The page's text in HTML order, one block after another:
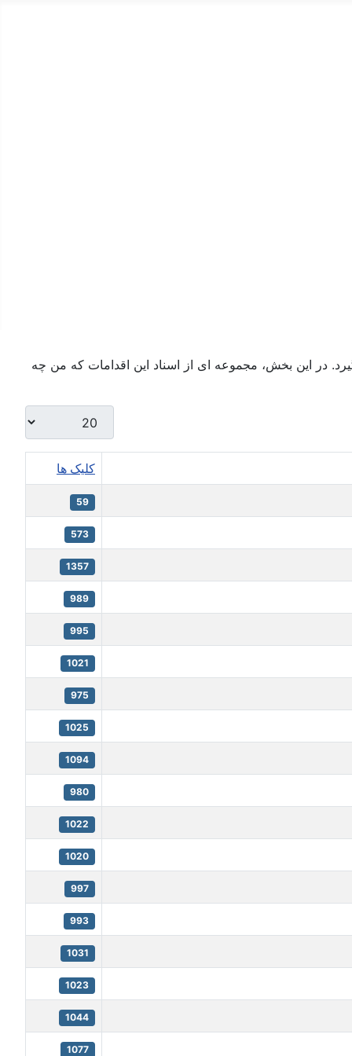
در این بخش، مجموعه ای از اسناد این اقدامات که من چه
نمایش #
کلیک ها
59
573
1357
989
995
1021
975
1025
1094
980
1022
1020
997
993
1031
1023
1044
1077